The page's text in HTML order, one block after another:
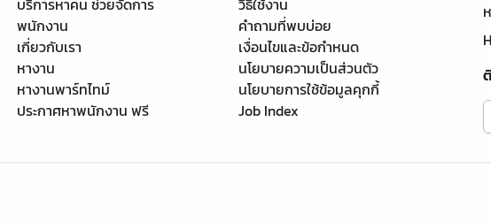
บริการหาคน ช่วยจัดการ
พนักงาน
เกี่ยวกับเรา
หางาน
หางานพาร์ทไทม์
ประกาศหาพนักงาน ฟรี
วิธีใช้งาน
คำถามที่พบบ่อย
เงื่อนไขและข้อกำหนด
นโยบายความเป็นส่วนตัว
นโยบายการใช้ข้อมูลคุกกี้
Job Index